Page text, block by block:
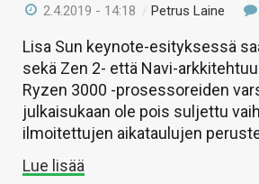
2.4.2019 - 14:18 / Petrus Laine
Lisa Sun keynote-esityksessä
sekä Zen 2- että Navi-
Ryzen 3000 -prosessoreiden
julkaisukaan ole pois suljettu
ilmoitettujen aikataulujen
Lue lisää